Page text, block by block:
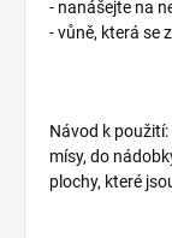
- nanášejte na
- vůně, která se
Návod k
mísy, do
plochy, které